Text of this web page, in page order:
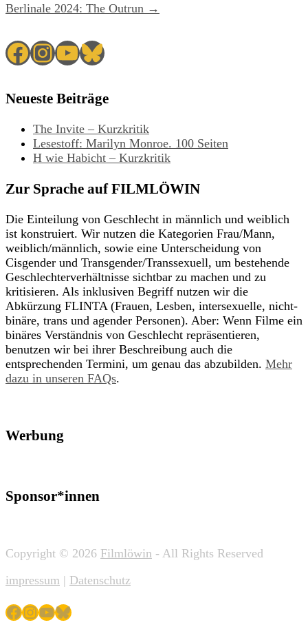
Berlinale 2024: The Outrun →
Facebook
Instagram
YouTube
Bluesky
Neueste Beiträge
The Invite – Kurzkritik
Lesestoff: Marilyn Monroe. 100 Seiten
H wie Habicht – Kurzkritik
Zur Sprache auf FILMLÖWIN
Die Einteilung von Geschlecht in männlich und weiblich
ist konstruiert. Wir nutzen die Kategorien Frau/Mann,
weiblich/männlich, sowie eine Unterscheidung von
Cisgender und Transgender/Transsexuell, um bestehende
Geschlechterverhältnisse sichtbar zu machen und zu
kritisieren. Als inklusiven Begriff nutzen wir die
Abkürzung FLINTA (Frauen, Lesben, intersexuelle, nicht-
binäre, trans und agender Personen). Aber: Wenn Filme ein
binäres Verständnis von Geschlecht repräsentieren,
benutzen wir bei ihrer Beschreibung auch die
entsprechenden Termini, um genau das abzubilden. Mehr
dazu in unseren FAQs.
Werbung
Sponsor*innen
Copyright © 2026 Filmlöwin - All Rights Reserved
impressum | Datenschutz
Facebook
Instagram
YouTube
Bluesky